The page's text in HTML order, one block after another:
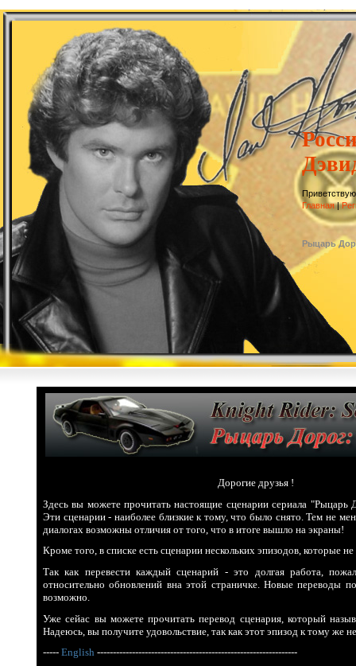
Главная|
Рыцарь
Дорогие друзья !
Здесь вы можете прочитать настоящие сценарии сериала "Рыцарь
Эти сценарии - наиболее близкие к тому, что было снято. Тем не
диалогах возможны отличия от того, что в итоге вышло на экраны!
Кроме того, в списке есть сценарии нескольких эпизодов, которые
Так как перевести каждый сценарий - это долгая работа,
относительно обновлений вна этой страничке. Новые переводы
возможно.
Уже сейас вы можете прочитать перевод сценария, который
Надеюсь, вы получите удовольствие, так как этот эпизод к тому же
----- English ---------------------------------------------------------------